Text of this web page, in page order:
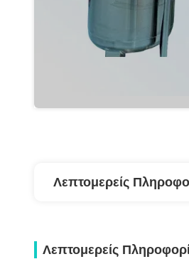
Λεπτομερείς
Λεπτομερείς